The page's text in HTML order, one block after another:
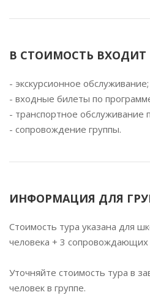
В СТОИМОСТЬ ВХОДИТ
- экскурсионное обслуживание;
- входные билеты по
- транспортное обслуживание
- сопровождение группы.
ИНФОРМАЦИЯ ДЛЯ
Стоимость тура указана для
человека + 3 сопровождающих
Уточняйте стоимость тура в
человек в группе.